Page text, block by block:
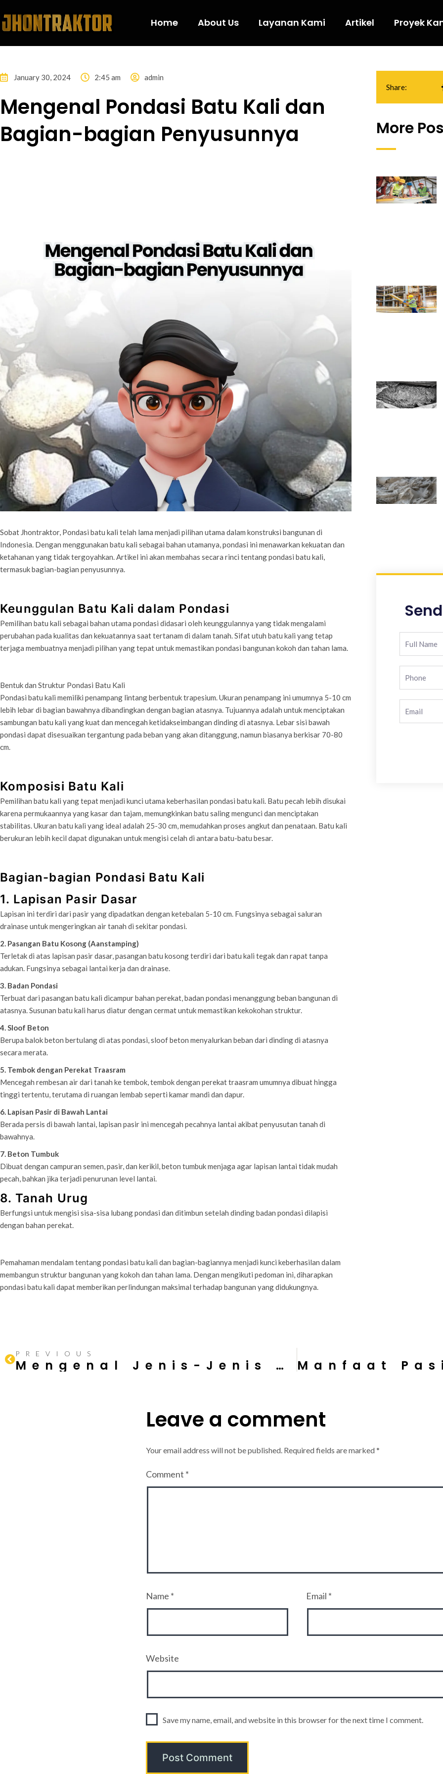
Home About Us Layanan Kami Artikel Proyek
January 30, 2024 2:45 am admin
Mengenal Pondasi Batu Kali dan
Bagian-bagian Penyusunnya
Sobat Jhontraktor, Pondasi batu kali telah lama menjadi pilihan utama dalam konstruksi bangunan di
Indonesia. Dengan menggunakan batu kali sebagai bahan utamanya, pondasi ini menawarkan kekuatan dan
ketahanan yang tidak tergoyahkan. Artikel ini akan membahas secara rinci tentang pondasi batu kali,
termasuk bagian-bagian penyusunnya.
Keunggulan Batu Kali dalam Pondasi
Pemilihan batu kali sebagai bahan utama pondasi didasari oleh keunggulannya yang tidak mengalami
perubahan pada kualitas dan kekuatannya saat tertanam di dalam tanah. Sifat utuh batu kali yang tetap
terjaga membuatnya menjadi pilihan yang tepat untuk memastikan pondasi bangunan kokoh dan tahan lama.
Bentuk dan Struktur Pondasi Batu Kali
Pondasi batu kali memiliki penampang lintang berbentuk trapesium. Ukuran penampang ini umumnya 5-10 cm
lebih lebar di bagian bawahnya dibandingkan dengan bagian atasnya. Tujuannya adalah untuk menciptakan
sambungan batu kali yang kuat dan mencegah ketidakseimbangan dinding di atasnya. Lebar sisi bawah
pondasi dapat disesuaikan tergantung pada beban yang akan ditanggung, namun biasanya berkisar 70-80
cm.
Komposisi Batu Kali
Pemilihan batu kali yang tepat menjadi kunci utama keberhasilan pondasi batu kali. Batu pecah lebih disukai
karena permukaannya yang kasar dan tajam, memungkinkan batu saling mengunci dan menciptakan
stabilitas. Ukuran batu kali yang ideal adalah 25-30 cm, memudahkan proses angkut dan penataan. Batu kali
berukuran lebih kecil dapat digunakan untuk mengisi celah di antara batu-batu besar.
Bagian-bagian Pondasi Batu Kali
1. Lapisan Pasir Dasar
Lapisan ini terdiri dari pasir yang dipadatkan dengan ketebalan 5-10 cm. Fungsinya sebagai saluran
drainase untuk mengeringkan air tanah di sekitar pondasi.
2. Pasangan Batu Kosong (Aanstamping)
Terletak di atas lapisan pasir dasar, pasangan batu kosong terdiri dari batu kali tegak dan rapat tanpa
adukan. Fungsinya sebagai lantai kerja dan drainase.
3. Badan Pondasi
Terbuat dari pasangan batu kali dicampur bahan perekat, badan pondasi menanggung beban bangunan di
atasnya. Susunan batu kali harus diatur dengan cermat untuk memastikan kekokohan struktur.
4. Sloof Beton
Berupa balok beton bertulang di atas pondasi, sloof beton menyalurkan beban dari dinding di atasnya
secara merata.
5. Tembok dengan Perekat Traasram
Mencegah rembesan air dari tanah ke tembok, tembok dengan perekat traasram umumnya dibuat hingga
tinggi tertentu, terutama di ruangan lembab seperti kamar mandi dan dapur.
6. Lapisan Pasir di Bawah Lantai
Berada persis di bawah lantai, lapisan pasir ini mencegah pecahnya lantai akibat penyusutan tanah di
bawahnya.
7. Beton Tumbuk
Dibuat dengan campuran semen, pasir, dan kerikil, beton tumbuk menjaga agar lapisan lantai tidak mudah
pecah, bahkan jika terjadi penurunan level lantai.
8. Tanah Urug
Berfungsi untuk mengisi sisa-sisa lubang pondasi dan ditimbun setelah dinding badan pondasi dilapisi
dengan bahan perekat.
Pemahaman mendalam tentang pondasi batu kali dan bagian-bagiannya menjadi kunci keberhasilan dalam
membangun struktur bangunan yang kokoh dan tahan lama. Dengan mengikuti pedoman ini, diharapkan
pondasi batu kali dapat memberikan perlindungan maksimal terhadap bangunan yang didukungnya.
Share:
More
PREVIOUS
Mengenal Jenis-Jenis Struktur Pondasi untuk Bangunan dan Bentuk Tiang Struktur
Leave a comment
Your email address will not be published. Required fields are marked*
Comment *
Name * Email *
Website
Save my name, email, and website in this browser for the next time I comment.